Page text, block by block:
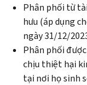
Phân phối từ
hưu (áp dụng
ngày 31/12/
Phân phối
chịu thiệt hại
tại nơi họ sinh